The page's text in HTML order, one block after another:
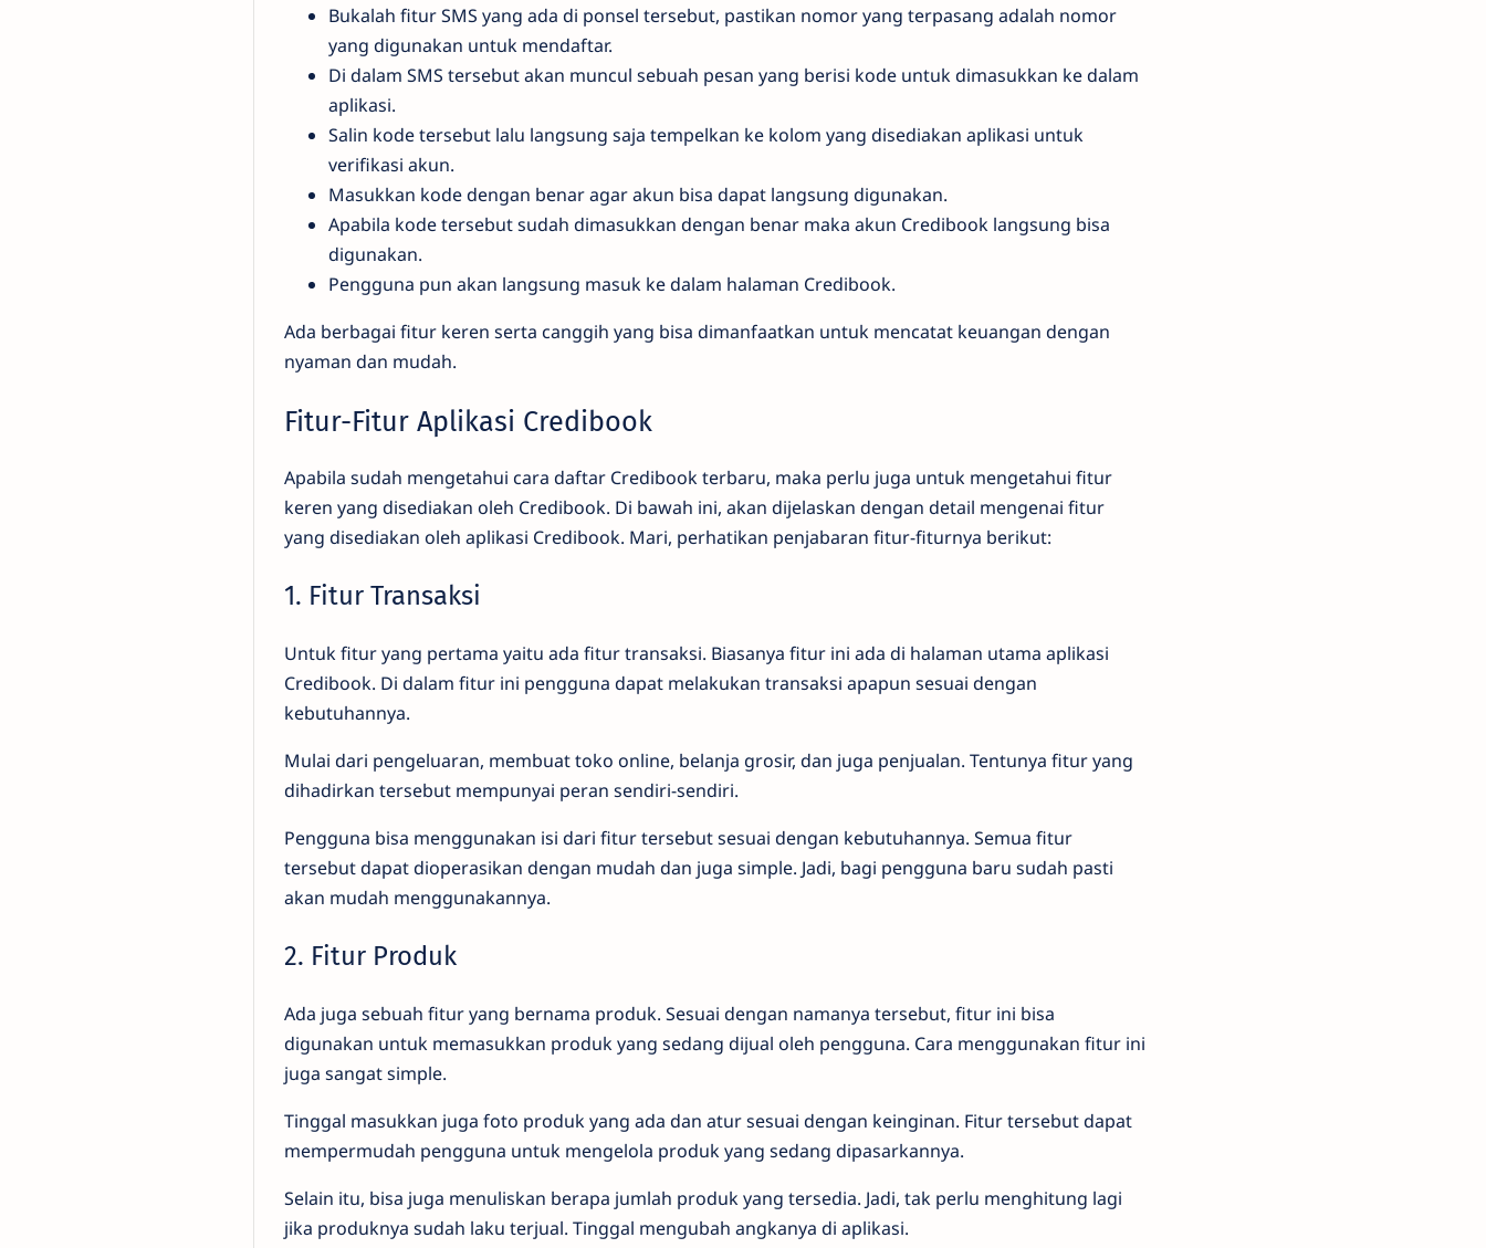
Bukalah fitur SMS yang ada di ponsel tersebut, pastikan nomor yang terpasang adalah nomor
yang digunakan untuk mendaftar.
Di dalam SMS tersebut akan muncul sebuah pesan yang berisi kode untuk dimasukkan ke dalam
aplikasi.
Salin kode tersebut lalu langsung saja tempelkan ke kolom yang disediakan aplikasi untuk
verifikasi akun.
Masukkan kode dengan benar agar akun bisa dapat langsung digunakan.
Apabila kode tersebut sudah dimasukkan dengan benar maka akun Credibook langsung bisa
digunakan.
Pengguna pun akan langsung masuk ke dalam halaman Credibook.
Ada berbagai fitur keren serta canggih yang bisa dimanfaatkan untuk mencatat keuangan dengan
nyaman dan mudah.
Fitur-Fitur Aplikasi Credibook
Apabila sudah mengetahui cara daftar Credibook terbaru, maka perlu juga untuk mengetahui fitur
keren yang disediakan oleh Credibook. Di bawah ini, akan dijelaskan dengan detail mengenai fitur
yang disediakan oleh aplikasi Credibook. Mari, perhatikan penjabaran fitur-fiturnya berikut:
1. Fitur Transaksi
Untuk fitur yang pertama yaitu ada fitur transaksi. Biasanya fitur ini ada di halaman utama aplikasi
Credibook. Di dalam fitur ini pengguna dapat melakukan transaksi apapun sesuai dengan
kebutuhannya.
Mulai dari pengeluaran, membuat toko online, belanja grosir, dan juga penjualan. Tentunya fitur yang
dihadirkan tersebut mempunyai peran sendiri-sendiri.
Pengguna bisa menggunakan isi dari fitur tersebut sesuai dengan kebutuhannya. Semua fitur
tersebut dapat dioperasikan dengan mudah dan juga simple. Jadi, bagi pengguna baru sudah pasti
akan mudah menggunakannya.
2. Fitur Produk
Ada juga sebuah fitur yang bernama produk. Sesuai dengan namanya tersebut, fitur ini bisa
digunakan untuk memasukkan produk yang sedang dijual oleh pengguna. Cara menggunakan fitur ini
juga sangat simple.
Tinggal masukkan juga foto produk yang ada dan atur sesuai dengan keinginan. Fitur tersebut dapat
mempermudah pengguna untuk mengelola produk yang sedang dipasarkannya.
Selain itu, bisa juga menuliskan berapa jumlah produk yang tersedia. Jadi, tak perlu menghitung lagi
jika produknya sudah laku terjual. Tinggal mengubah angkanya di aplikasi.